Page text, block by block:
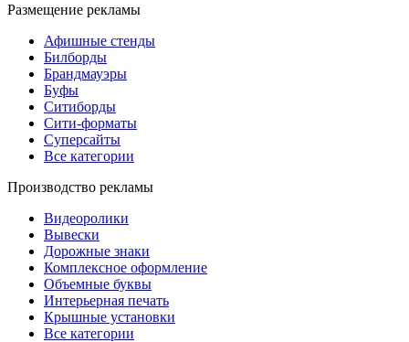
Размещение рекламы
Афишные стенды
Билборды
Брандмауэры
Буфы
Ситиборды
Сити-форматы
Суперсайты
Все категории
Производство рекламы
Видеоролики
Вывески
Дорожные знаки
Комплексное оформление
Объемные буквы
Интерьерная печать
Крышные установки
Все категории